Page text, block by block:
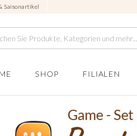
Saisonartikel
SHOP FILIALEN